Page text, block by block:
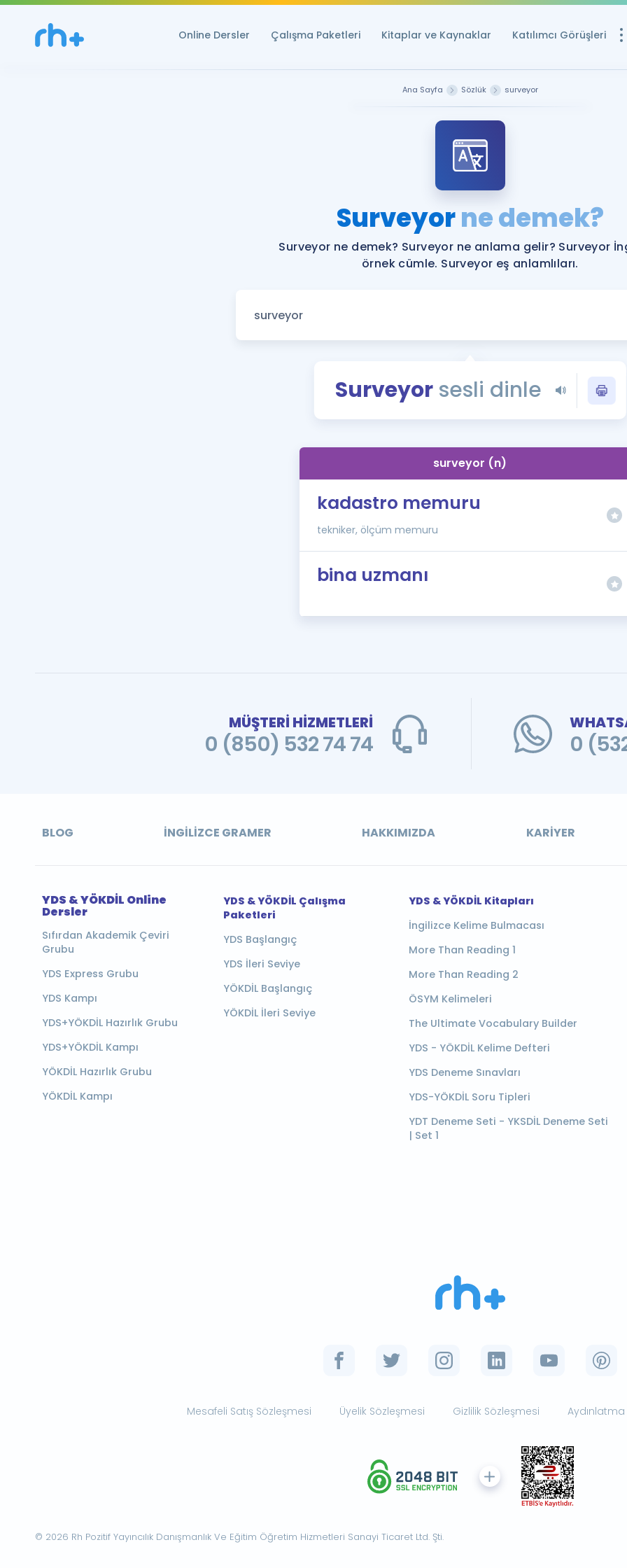
Online Dersler Çalışma Paketleri Kitaplar ve Kaynaklar Katılımcı Görüşleri
YDS ve YÖKDİL
Rehberlik Aracı
YDS ve YÖKDİL'e
Tüm ÖSYM
YDS - YÖKDİL
İngilizce Gramer
Ana Sayfa Sözlük surveyor
Surveyorne demek?
Surveyor ne demek? Surveyor ne anlama gelir? Surveyor
örnek cümle. Surveyor eş anlamlıları.
Surveyorsesli dinle
surveyor (n)
kadastro memuru
tekniker, ölçüm memuru
bina uzmanı
MÜŞTERİ HİZMETLERİ
0 (850) 532 74 74 0
BLOG İNGILIZCE GRAMER HAKKIMIZDA KARIYER
YDS & YÖKDİL Online
Dersler
Sıfırdan Akademik Çeviri
Grubu
YDS Express Grubu
YDS Kampı
YDS+YÖKDİL Hazırlık Grubu
YDS+YÖKDİL Kampı
YÖKDİL Hazırlık Grubu
YÖKDİL Kampı
YDS & YÖKDİL Çalışma
Paketleri
YDS Başlangıç
YDS İleri Seviye
YÖKDİL Başlangıç
YÖKDİL İleri Seviye
YDS & YÖKDİL Kitapları
İngilizce Kelime Bulmacası
More Than Reading 1
More Than Reading 2
ÖSYM Kelimeleri
The Ultimate Vocabulary Builder
YDS - YÖKDİL Kelime Defteri
YDS Deneme Sınavları
YDS-YÖKDİL Soru Tipleri
YDT Deneme Seti - YKSDİL Deneme Seti
| Set 1
Mesafeli Satış Sözleşmesi Üyelik Sözleşmesi Gizlilik Sözleşmesi
© 2026 Rh Pozitif Yayıncılık Danışmanlık Ve Eğitim Öğretim Hizmetleri Sanayi Ticaret Ltd. Şti.